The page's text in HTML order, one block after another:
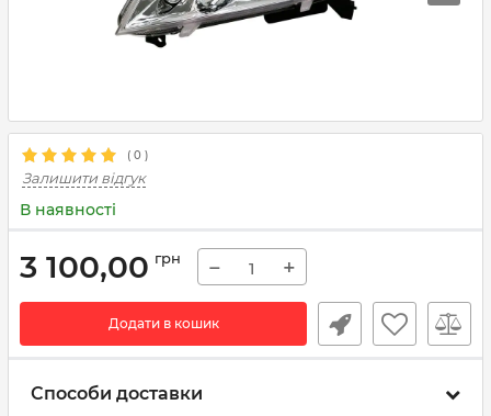
( 0 )
Залишити відгук
В наявності
3 100,00 грн − +
Додати в кошик
Способи доставки